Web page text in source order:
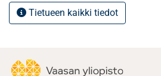
Tutkimuksen alussa perehdytään
ja siihen liittyviin asioihin yleisellä
sekä sukupolvenvaihdoksen eri
Tietueen kaikki tiedot